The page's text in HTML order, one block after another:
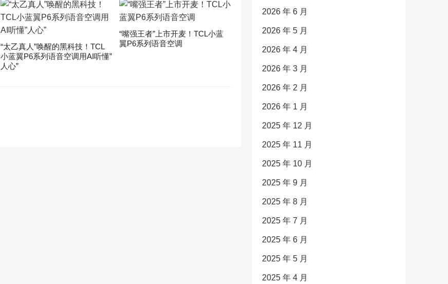
“太乙真人”唤醒的黑科技！TCL
小蓝翼P6系列语音空调用AI听懂”
人心”
“嘴强王者”上市开麦！TCL小蓝
翼P6系列语音空调
2026 年 6 月
2026 年 5 月
2026 年 4 月
2026 年 3 月
2026 年 2 月
2026 年 1 月
2025 年 12 月
2025 年 11 月
2025 年 10 月
2025 年 9 月
2025 年 8 月
2025 年 7 月
2025 年 6 月
2025 年 5 月
2025 年 4 月